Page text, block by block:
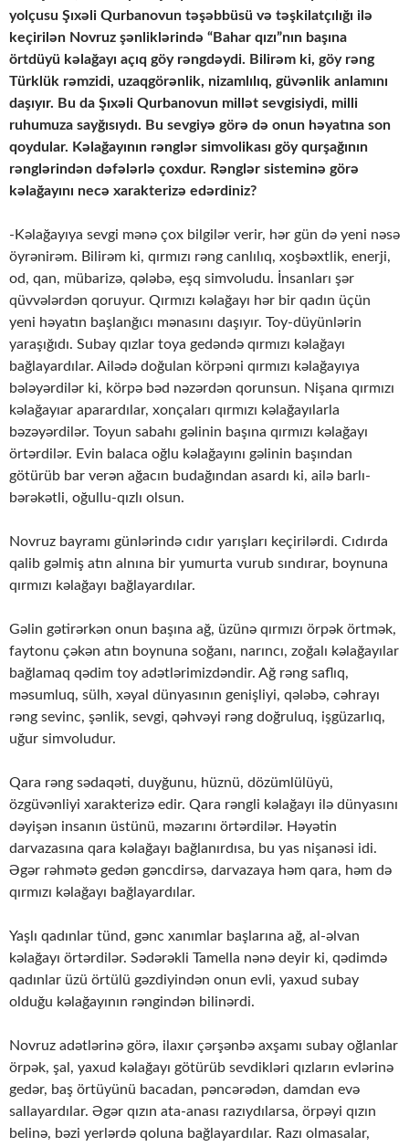
yolçusu Şıxəli Qurbanovun təşəbbüsü və təşkilatçılığı ilə
keçirilən Novruz şənliklərində “Bahar qızı”nın başına
örtdüyü kəlağayı açıq göy rəngdəydi. Bilirəm ki, göy rəng
Türklük rəmzidi, uzaqgörənlik, nizamlılıq, güvənlik anlamını
daşıyır. Bu da Şıxəli Qurbanovun millət sevgisiydi, milli
ruhumuza sayğısıydı. Bu sevgiyə görə də onun həyatına son
qoydular. Kəlağayının rənglər simvolikası göy qurşağının
rənglərindən dəfələrlə çoxdur. Rənglər sisteminə görə
kəlağayını necə xarakterizə edərdiniz?
-Kəlağayıya sevgi mənə çox bilgilər verir, hər gün də yeni nəsə
öyrənirəm. Bilirəm ki, qırmızı rəng canlılıq, xoşbəxtlik, enerji,
od, qan, mübarizə, qələbə, eşq simvoludu. İnsanları şər
qüvvələrdən qoruyur. Qırmızı kəlağayı hər bir qadın üçün
yeni həyatın başlanğıcı mənasını daşıyır. Toy-düyünlərin
yaraşığıdı. Subay qızlar toya gedəndə qırmızı kəlağayı
bağlayardılar. Ailədə doğulan körpəni qırmızı kəlağayıya
bələyərdilər ki, körpə bəd nəzərdən qorunsun. Nişana qırmızı
kəlağayıar aparardılar, xonçaları qırmızı kəlağayılarla
bəzəyərdilər. Toyun sabahı gəlinin başına qırmızı kəlağayı
örtərdilər. Evin balaca oğlu kəlağayını gəlinin başından
götürüb bar verən ağacın budağından asardı ki, ailə barlı-
bərəkətli, oğullu-qızlı olsun.
Novruz bayramı günlərində cıdır yarışları keçirilərdi. Cıdırda
qalib gəlmiş atın alnına bir yumurta vurub sındırar, boynuna
qırmızı kəlağayı bağlayardılar.
Gəlin gətirərkən onun başına ağ, üzünə qırmızı örpək örtmək,
faytonu çəkən atın boynuna soğanı, narıncı, zoğalı kəlağayılar
bağlamaq qədim toy adətlərimizdəndir. Ağ rəng saflıq,
məsumluq, sülh, xəyal dünyasının genişliyi, qələbə, cəhrayı
rəng sevinc, şənlik, sevgi, qəhvəyi rəng doğruluq, işgüzarlıq,
uğur simvoludur.
Qara rəng sədaqəti, duyğunu, hüznü, dözümlülüyü,
özgüvənliyi xarakterizə edir. Qara rəngli kəlağayı ilə dünyasını
dəyişən insanın üstünü, məzarını örtərdilər. Həyətin
darvazasına qara kəlağayı bağlanırdısa, bu yas nişanəsi idi.
Əgər rəhmətə gedən gəncdirsə, darvazaya həm qara, həm də
qırmızı kəlağayı bağlayardılar.
Yaşlı qadınlar tünd, gənc xanımlar başlarına ağ, al-əlvan
kəlağayı örtərdilər. Sədərəkli Tamella nənə deyir ki, qədimdə
qadınlar üzü örtülü gəzdiyindən onun evli, yaxud subay
olduğu kəlağayının rəngindən bilinərdi.
Novruz adətlərinə görə, ilaxır çərşənbə axşamı subay oğlanlar
örpək, şal, yaxud kəlağayı götürüb sevdikləri qızların evlərinə
gedər, baş örtüyünü bacadan, pəncərədən, damdan evə
sallayardılar. Əgər qızın ata-anası razıydılarsa, örpəyi qızın
belinə, bəzi yerlərdə qoluna bağlayardılar. Razı olmasalar,